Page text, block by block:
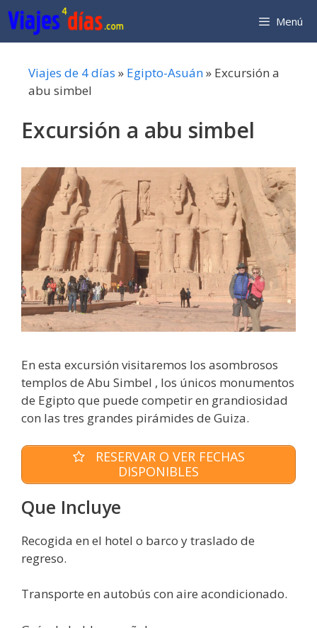
Saltar
al
contenido
Menú
Viajes de 4 días » Egipto-Asuán» Excursión a
abu simbel
Excursión a abu simbel
En esta excursión visitaremos los asombrosos
templos de Abu Simbel , los únicos monumentos
de Egipto que puede competir en grandiosidad
con las tres grandes pirámides de Guiza.
RESERVAR O VER FECHAS
DISPONIBLES
Que Incluye
Recogida en el hotel o barco y traslado de
regreso.
Transporte en autobús con aire acondicionado.